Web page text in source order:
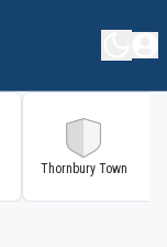
Thornbury Town